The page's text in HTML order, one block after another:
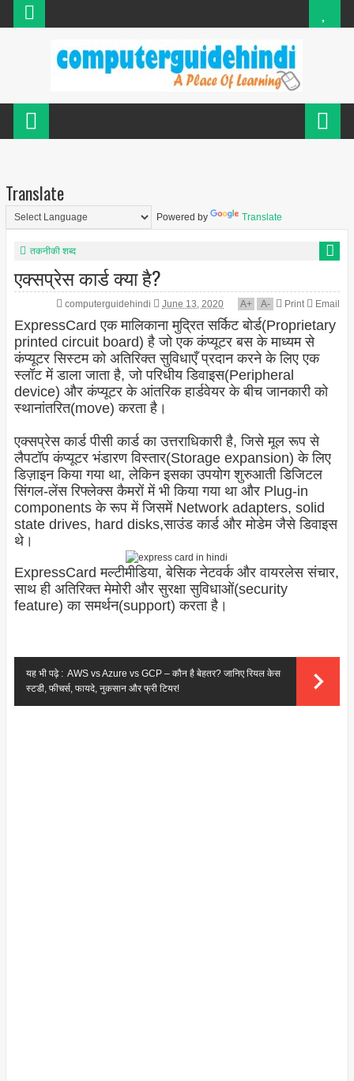
Translate
Powered by Translate
तकनीकी शब्द
एक्सप्रेस कार्ड क्या है?
computerguidehindi June 13, 2020 A+ A- Print Email
ExpressCard एक मालिकाना मुद्रित सर्किट बोर्ड(Proprietary
printed circuit board) है जो एक कंप्यूटर बस के माध्यम से
कंप्यूटर सिस्टम को अतिरिक्त सुविधाएँ प्रदान करने के लिए एक
स्लॉट में डाला जाता है, जो परिधीय डिवाइस(Peripheral
device) और कंप्यूटर के आंतरिक हार्डवेयर के बीच जानकारी को
स्थानांतरित(move) करता है।
एक्सप्रेस कार्ड पीसी कार्ड का उत्तराधिकारी है, जिसे मूल रूप से
लैपटॉप कंप्यूटर भंडारण विस्तार(Storage expansion) के लिए
डिज़ाइन किया गया था, लेकिन इसका उपयोग शुरुआती डिजिटल
सिंगल-लेंस रिफ्लेक्स कैमरों में भी किया गया था और Plug-in
components के रूप में जिसमें Network adapters, solid
state drives, hard disks,साउंड कार्ड और मोडेम जैसे डिवाइस
थे।
ExpressCard मल्टीमीडिया, बेसिक नेटवर्क और वायरलेस संचार,
साथ ही अतिरिक्त मेमोरी और सुरक्षा सुविधाओं(security
feature) का समर्थन(support) करता है।
यह भी पढ़े : AWS vs Azure vs GCP – कौन है बेहतर? जानिए रियल केस
स्टडी, फीचर्स, फायदे, नुकसान और फ्री टियर!